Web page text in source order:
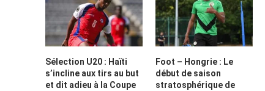
Sélection U20 : Haïti
s’incline aux tirs au but
et dit adieu à la Coupe
Foot – Hongrie : Le
début de saison
stratosphérique de